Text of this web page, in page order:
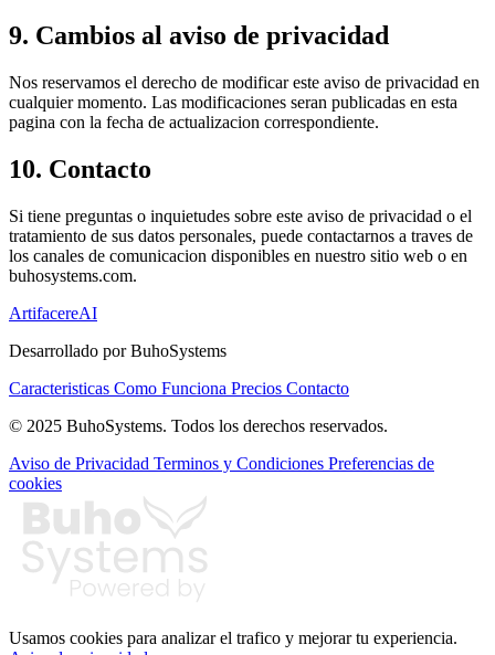
9. Cambios al aviso de privacidad
Nos reservamos el derecho de modificar este aviso de privacidad en
cualquier momento. Las modificaciones seran publicadas en esta
pagina con la fecha de actualizacion correspondiente.
10. Contacto
Si tiene preguntas o inquietudes sobre este aviso de privacidad o el
tratamiento de sus datos personales, puede contactarnos a traves de
los canales de comunicacion disponibles en nuestro sitio web o en
buhosystems.com.
ArtifacereAI
Desarrollado por BuhoSystems
Caracteristicas Como Funciona Precios Contacto
© 2025 BuhoSystems. Todos los derechos reservados.
Aviso de Privacidad Terminos y Condiciones Preferencias de
cookies
Usamos cookies para analizar el trafico y mejorar tu experiencia.